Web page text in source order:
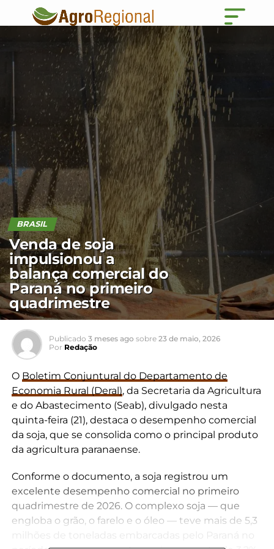
BRASIL
Venda de soja
impulsionou a
balança comercial do
Paraná no primeiro
quadrimestre
Publicado 3 meses ago sobre 23 de maio, 2026
Por Redação
O Boletim Conjuntural do Departamento de
Economia Rural (Deral), da Secretaria da Agricultura
e do Abastecimento (Seab), divulgado nesta
quinta-feira (21), destaca o desempenho comercial
da soja, que se consolida como o principal produto
da agricultura paranaense.
Conforme o documento, a soja registrou um
excelente desempenho comercial no primeiro
quadrimestre de 2026. O complexo soja — que
engloba o grão, o farelo e o óleo — teve mais de 5,3